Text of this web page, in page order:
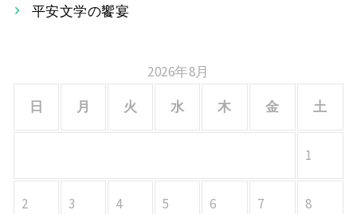
ン平安文学の饗宴
2026年8月
日
月 火 水 木 金 土
1
2 3 4 5 6 7 8